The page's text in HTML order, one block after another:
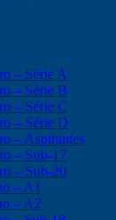
– Série A
– Série B
– Série C
– Série D
– Aspirantes
– Sub-17
– Sub-20
– A1
– A2